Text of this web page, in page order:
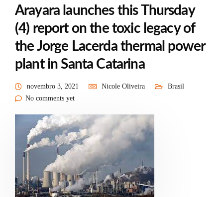
Arayara launches this Thursday
(4) report on the toxic legacy of
the Jorge Lacerda thermal power
plant in Santa Catarina
novembro 3, 2021 Nicole Oliveira
Brasil
No comments yet